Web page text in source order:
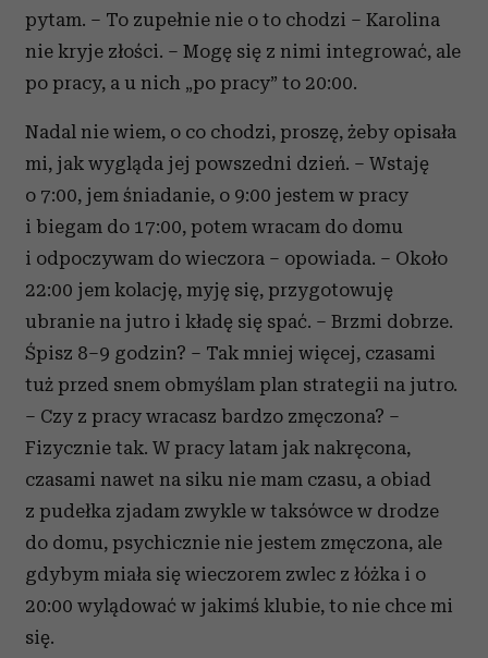
pytam. – To zupełnie nie o to chodzi – Karolina
nie kryje złości. – Mogę się z nimi integrować, ale
po pracy, a u nich „po pracy” to 20:00.
Nadal nie wiem, o co chodzi, proszę, żeby opisała
mi, jak wygląda jej powszedni dzień. – Wstaję
o 7:00, jem śniadanie, o 9:00 jestem w pracy
i biegam do 17:00, potem wracam do domu
i odpoczywam do wieczora – opowiada. – Około
22:00 jem kolację, myję się, przygotowuję
ubranie na jutro i kładę się spać. – Brzmi dobrze.
Śpisz 8–9 godzin? – Tak mniej więcej, czasami
tuż przed snem obmyślam plan strategii na jutro.
– Czy z pracy wracasz bardzo zmęczona? –
Fizycznie tak. W pracy latam jak nakręcona,
czasami nawet na siku nie mam czasu, a obiad
z pudełka zjadam zwykle w taksówce w drodze
do domu, psychicznie nie jestem zmęczona, ale
gdybym miała się wieczorem zwlec z łóżka i o
20:00 wylądować w jakimś klubie, to nie chce mi
się.